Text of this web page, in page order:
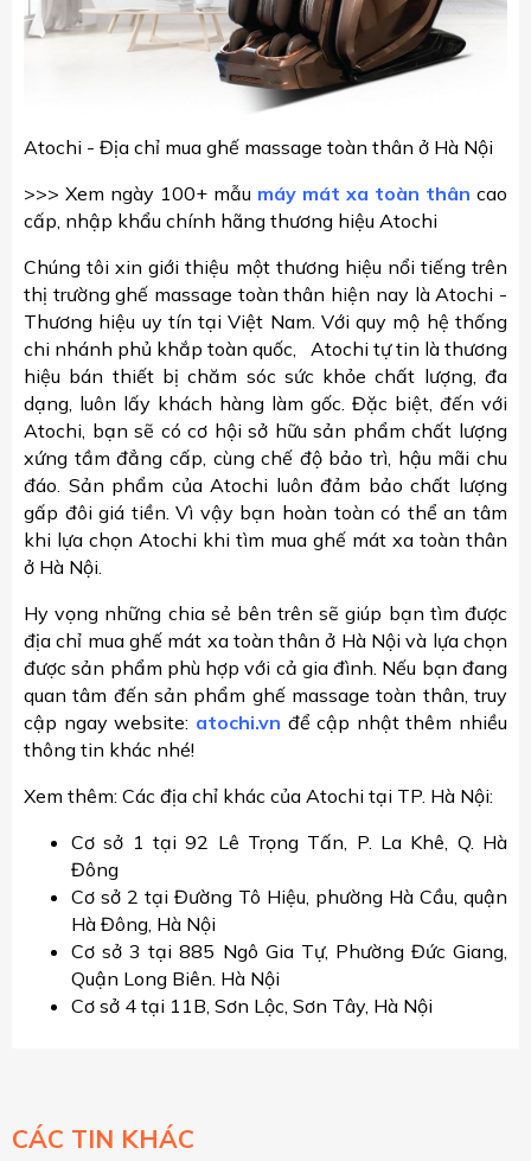
Atochi - Địa chỉ mua ghế massage toàn thân ở Hà Nội
>>> Xem ngày 100+ mẫu máy mát xa toàn thân cao
cấp, nhập khẩu chính hãng thương hiệu Atochi
Chúng tôi xin giới thiệu một thương hiệu nổi tiếng trên
thị trường ghế massage toàn thân hiện nay là Atochi -
Thương hiệu uy tín tại Việt Nam. Với quy mộ hệ thống
chi nhánh phủ khắp toàn quốc, Atochi tự tin là thương
hiệu bán thiết bị chăm sóc sức khỏe chất lượng, đa
dạng, luôn lấy khách hàng làm gốc. Đặc biệt, đến với
Atochi, bạn sẽ có cơ hội sở hữu sản phẩm chất lượng
xứng tầm đẳng cấp, cùng chế độ bảo trì, hậu mãi chu
đáo. Sản phẩm của Atochi luôn đảm bảo chất lượng
gấp đôi giá tiền. Vì vậy bạn hoàn toàn có thể an tâm
khi lựa chọn Atochi khi tìm mua ghế mát xa toàn thân
ở Hà Nội.
Hy vọng những chia sẻ bên trên sẽ giúp bạn tìm được
địa chỉ mua ghế mát xa toàn thân ở Hà Nội và lựa chọn
được sản phẩm phù hợp với cả gia đình. Nếu bạn đang
quan tâm đến sản phẩm ghế massage toàn thân, truy
cập ngay website: atochi.vn để cập nhật thêm nhiều
thông tin khác nhé!
Xem thêm: Các địa chỉ khác của Atochi tại TP. Hà Nội:
Cơ sở 1 tại 92 Lê Trọng Tấn, P. La Khê, Q. Hà
Đông
Cơ sở 2 tại Đường Tô Hiệu, phường Hà Cầu, quận
Hà Đông, Hà Nội
Cơ sở 3 tại 885 Ngô Gia Tự, Phường Đức Giang,
Quận Long Biên. Hà Nội
Cơ sở 4 tại 11B, Sơn Lộc, Sơn Tây, Hà Nội
CÁC TIN KHÁC